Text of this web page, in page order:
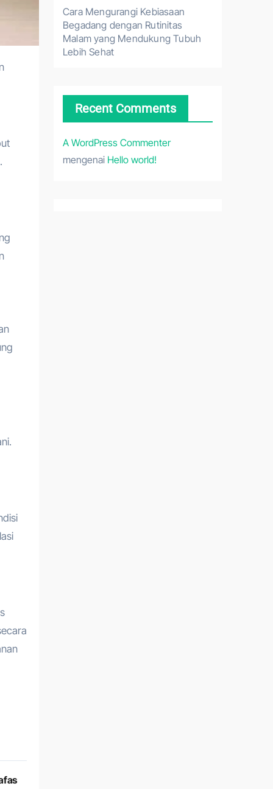
Cara Mengurangi Kebiasaan
Begadang dengan Rutinitas
Malam yang Mendukung Tubuh
Lebih Sehat
Recent Comments
A WordPress Commenter
mengenai Hello world!